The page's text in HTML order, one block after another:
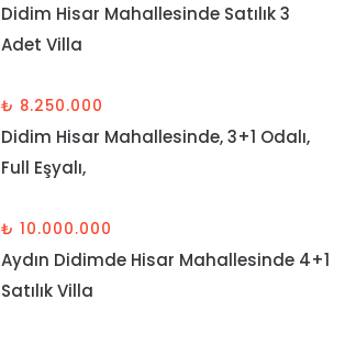
Didim Hisar Mahallesinde Satılık 3
Adet Villa
₺ 8.250.000
Didim Hisar Mahallesinde, 3+1 Odalı,
Full Eşyalı,
₺ 10.000.000
Aydın Didimde Hisar Mahallesinde 4+1
Satılık Villa